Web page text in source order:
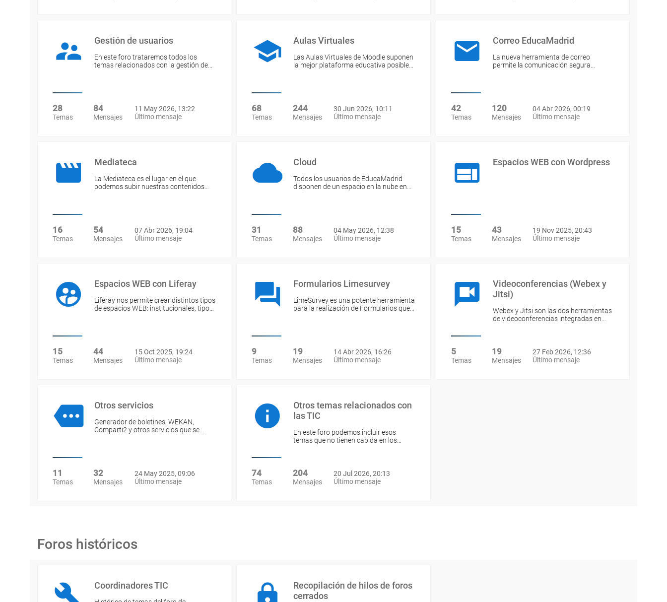
Gestión de usuarios
En este foro trataremos todos los
temas relacionados con la gestión de…
28
Temas
84
Mensajes
11 May 2026, 13:22
Último mensaje
Aulas Virtuales
Las Aulas Virtuales de Moodle suponen
la mejor plataforma educativa posible…
68
Temas
244
Mensajes
30 Jun 2026, 10:11
Último mensaje
Correo EducaMadrid
La nueva herramienta de correo
permite la comunicación segura…
42
Temas
120
Mensajes
04 Abr 2026, 00:19
Último mensaje
Mediateca
La Mediateca es el lugar en el que
podemos subir nuestras contenidos…
16
Temas
54
Mensajes
07 Abr 2026, 19:04
Último mensaje
Cloud
Todos los usuarios de EducaMadrid
disponen de un espacio en la nube en…
31
Temas
88
Mensajes
04 May 2026, 12:38
Último mensaje
Espacios WEB con Wordpress
15
Temas
43
Mensajes
19 Nov 2025, 20:43
Último mensaje
Espacios WEB con Liferay
Liferay nos permite crear distintos tipos
de espacios WEB: institucionales, tipo…
15
Temas
44
Mensajes
15 Oct 2025, 19:24
Último mensaje
Formularios Limesurvey
LimeSurvey es una potente herramienta
para la realización de Formularios que…
9
Temas
19
Mensajes
14 Abr 2026, 16:26
Último mensaje
Videoconferencias (Webex y
Jitsi)
Webex y Jitsi son las dos herramientas
de videoconferencias integradas en…
5
Temas
19
Mensajes
27 Feb 2026, 12:36
Último mensaje
Otros servicios
Generador de boletines, WEKAN,
Comparti2 y otros servicios que se…
11
Temas
32
Mensajes
24 May 2025, 09:06
Último mensaje
Otros temas relacionados con
las TIC
En este foro podemos incluir esos
temas que no tienen cabida en los…
74
Temas
204
Mensajes
20 Jul 2026, 20:13
Último mensaje
Foros históricos
Coordinadores TIC
Recopilación de hilos de foros
cerrados